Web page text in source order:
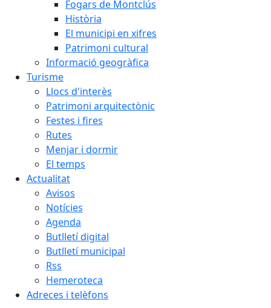
Fogars de Montclús
Història
El municipi en xifres
Patrimoni cultural
Informació geogràfica
Turisme
Llocs d'interès
Patrimoni arquitectònic
Festes i fires
Rutes
Menjar i dormir
El temps
Actualitat
Avisos
Notícies
Agenda
Butlletí digital
Butlletí municipal
Rss
Hemeroteca
Adreces i telèfons